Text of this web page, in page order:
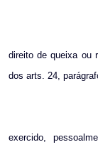
direito de queixa ou
dos arts. 24,
exercido,